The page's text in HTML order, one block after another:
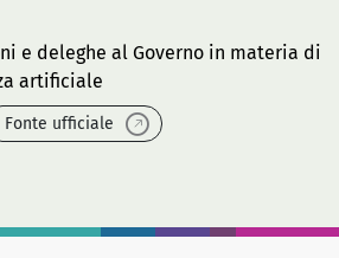
e deleghe al Governo in materia di
artificiale
Fonte ufficiale